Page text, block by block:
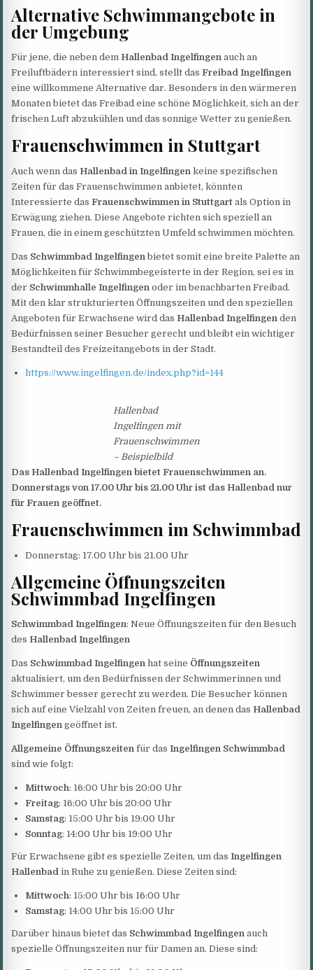
Alternative Schwimmangebote in
der Umgebung
Für jene, die neben dem Hallenbad Ingelfingen auch an
Freiluftbädern interessiert sind, stellt dasFreibad Ingelfingen
eine willkommene Alternative dar. Besonders in den wärmeren
Monaten bietet das Freibad eine schöne Möglichkeit, sich an der
frischen Luft abzukühlen und das sonnige Wetter zu genießen.
Frauenschwimmen in Stuttgart
Auch wenn das Hallenbad in Ingelfingen keine spezifischen
Zeiten für das Frauenschwimmen anbietet, könnten
Interessierte dasFrauenschwimmen in Stuttgart als Option in
Erwägung ziehen. Diese Angebote richten sich speziell an
Frauen, die in einem geschützten Umfeld schwimmen möchten.
Das Schwimmbad Ingelfingen bietet somit eine breite Palette an
Möglichkeiten für Schwimmbegeisterte in der Region, sei es in
der Schwimmhalle Ingelfingen oder im benachbarten Freibad.
Mit den klar strukturierten Öffnungszeiten und den speziellen
Angeboten für Erwachsene wird das Hallenbad Ingelfingen den
Bedürfnissen seiner Besucher gerecht und bleibt ein wichtiger
Bestandteil des Freizeitangebots in der Stadt.
https://www.ingelfingen.de/index.php?id=144
Hallenbad
Ingelfingen mit
Frauenschwimmen
– Beispielbild
Das Hallenbad Ingelfingen bietet Frauenschwimmen an.
Donnerstags von 17.00 Uhr bis 21.00 Uhr ist das Hallenbad nur
für Frauen geöffnet.
Frauenschwimmen im Schwimmbad
Donnerstag: 17.00 Uhr bis 21.00 Uhr
Allgemeine Öffnungszeiten
Schwimmbad Ingelfingen
Schwimmbad Ingelfingen: Neue Öffnungszeiten für den Besuch
des Hallenbad Ingelfingen
Das Schwimmbad Ingelfingen hat seine Öffnungszeiten
aktualisiert, um den Bedürfnissen der Schwimmerinnen und
Schwimmer besser gerecht zu werden. Die Besucher können
sich auf eine Vielzahl von Zeiten freuen, an denen das Hallenbad
Ingelfingen geöffnet ist.
Allgemeine Öffnungszeiten für dasIngelfingen Schwimmbad
sind wie folgt:
Mittwoch: 16:00 Uhr bis 20:00 Uhr
Freitag: 16:00 Uhr bis 20:00 Uhr
Samstag: 15:00 Uhr bis 19:00 Uhr
Sonntag: 14:00 Uhr bis 19:00 Uhr
Für Erwachsene gibt es spezielle Zeiten, um dasIngelfingen
Hallenbad in Ruhe zu genießen. Diese Zeiten sind:
Mittwoch: 15:00 Uhr bis 16:00 Uhr
Samstag: 14:00 Uhr bis 15:00 Uhr
Darüber hinaus bietet das Schwimmbad Ingelfingen auch
spezielle Öffnungszeiten nur für Damen an. Diese sind: